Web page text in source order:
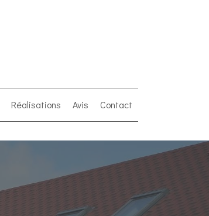
Réalisations Avis Contact